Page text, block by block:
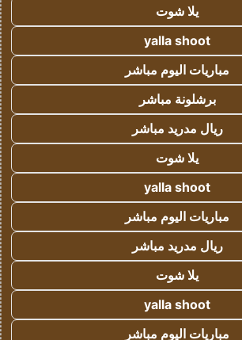
يلا شوت
yalla shoot
مباريات اليوم مباشر
برشلونة مباشر
ريال مدريد مباشر
يلا شوت
yalla shoot
مباريات اليوم مباشر
ريال مدريد مباشر
يلا شوت
yalla shoot
مباريات اليوم مباشر